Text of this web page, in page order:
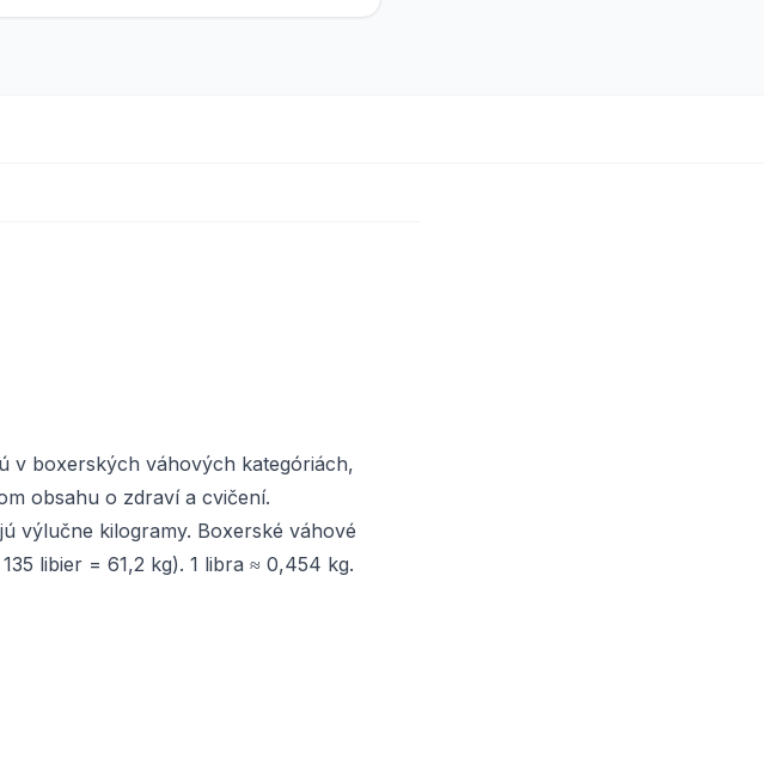
v boxerských váhových kategóriách,
obsahu o zdraví a cvičení.
výlučne kilogramy. Boxerské váhové
libier = 61,2 kg). 1 libra ≈ 0,454 kg.